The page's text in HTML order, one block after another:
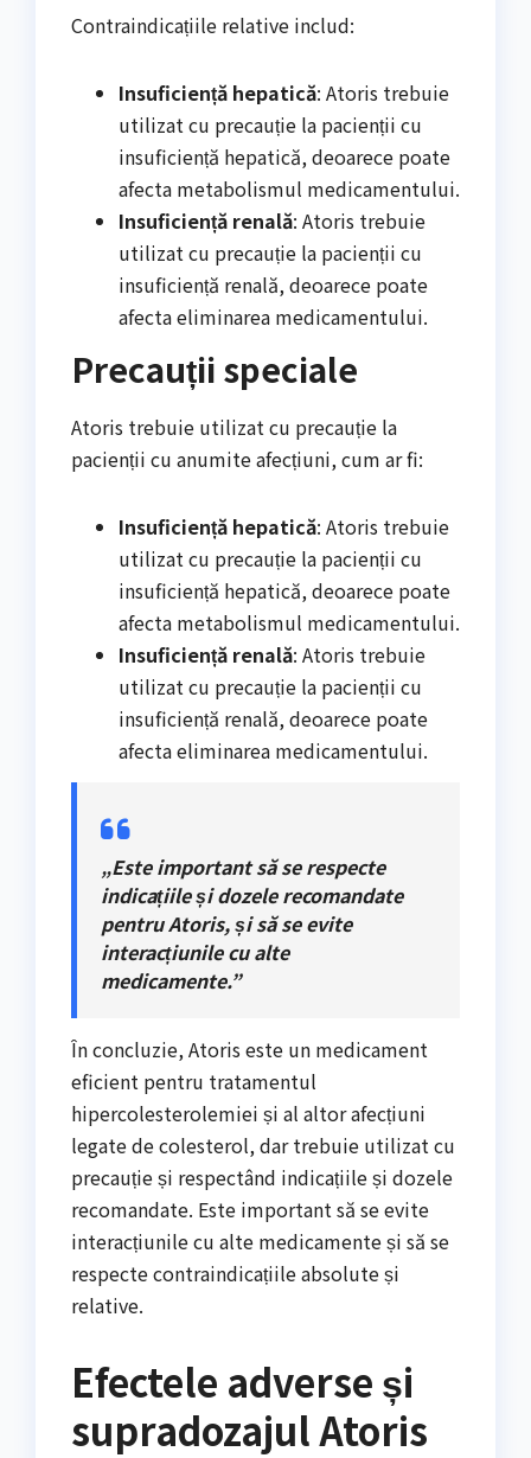
Contraindicațiile relative includ:
Insuficiență hepatică: Atoris trebuie
utilizat cu precauție la pacienții cu
insuficiență hepatică, deoarece poate
afecta metabolismul medicamentului.
Insuficiență renală: Atoris trebuie
utilizat cu precauție la pacienții cu
insuficiență renală, deoarece poate
afecta eliminarea medicamentului.
Precauții speciale
Atoris trebuie utilizat cu precauție la
pacienții cu anumite afecțiuni, cum ar fi:
Insuficiență hepatică: Atoris trebuie
utilizat cu precauție la pacienții cu
insuficiență hepatică, deoarece poate
afecta metabolismul medicamentului.
Insuficiență renală: Atoris trebuie
utilizat cu precauție la pacienții cu
insuficiență renală, deoarece poate
afecta eliminarea medicamentului.
„Este important să se respecte
indicațiile și dozele recomandate
pentru Atoris, și să se evite
interacțiunile cu alte
medicamente.”
În concluzie, Atoris este un medicament
eficient pentru tratamentul
hipercolesterolemiei și al altor afecțiuni
legate de colesterol, dar trebuie utilizat cu
precauție și respectând indicațiile și dozele
recomandate. Este important să se evite
interacțiunile cu alte medicamente și să se
respecte contraindicațiile absolute și
relative.
Efectele adverse și
supradozajul Atoris